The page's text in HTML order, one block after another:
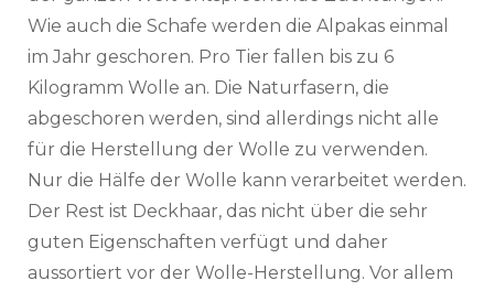
Wie auch die Schafe werden die Alpakas einmal
im Jahr geschoren. Pro Tier fallen bis zu 6
Kilogramm Wolle an. Die Naturfasern, die
abgeschoren werden, sind allerdings nicht alle
für die Herstellung der Wolle zu verwenden.
Nur die Hälfe der Wolle kann verarbeitet werden.
Der Rest ist Deckhaar, das nicht über die sehr
guten Eigenschaften verfügt und daher
aussortiert vor der Wolle-Herstellung. Vor allem